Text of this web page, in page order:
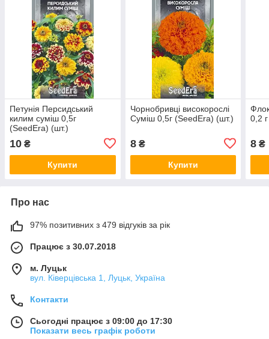
Петунія Персидський
килим суміш 0,5г
(SeedEra) (шт.)
10 ₴
Купити
Чорнобривці високорослі
Суміш 0,5г (SeedEra) (шт.)
8₴
Купити
0,2
8 ₴
Про нас
97% позитивних з 479 відгуків за рік
Працює з 30.07.2018
м. Луцьк
вул. Ківерцівська 1, Луцьк, Україна
Контакти
Сьогодні працює з 09:00 до 17:30
Показати весь графік роботи